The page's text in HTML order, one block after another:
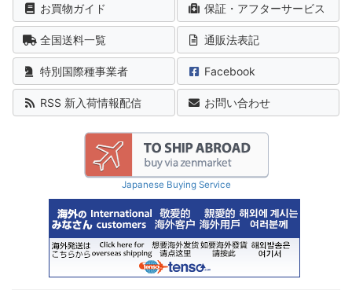
お買物ガイド 保証・アフターサービス
全国送料一覧 通販法表記
特別国際種事業者 Facebook
RSS 新入荷情報配信 お問い合わせ
Japanese Buying Service